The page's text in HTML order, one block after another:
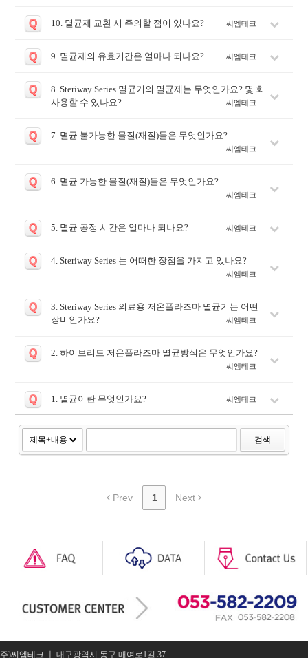
Q 10. 멸균제 교환 시 주의할 점이 있나요? 씨엠테크
Q 9. 멸균제의 유효기간은 얼마나 되나요? 씨엠테크
Q
8. Steriway Series 멸균기의 멸균제는 무엇인가요? 몇 회
사용할 수 있나요?
씨엠테크
Q 7. 멸균 불가능한 물질(재질)들은 무엇인가요?
씨엠테크
Q 6. 멸균 가능한 물질(재질)들은 무엇인가요?
씨엠테크
Q 5. 멸균 공정 시간은 얼마나 되나요? 씨엠테크
Q 4. Steriway Series 는 어떠한 장점을 가지고 있나요?
씨엠테크
Q
3. Steriway Series 의료용 저온플라즈마 멸균기는 어떤
장비인가요?
씨엠테크
Q 2. 하이브리드 저온플라즈마 멸균방식은 무엇인가요?
씨엠테크
Q 1. 멸균이란 무엇인가요? 씨엠테크
검색
Prev 1 Next
주)씨엠테크 ㅣ 대구광역시 동구 매여로1길 37